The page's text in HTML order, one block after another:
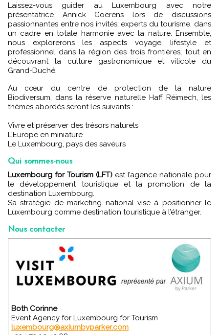
Laissez-vous guider au Luxembourg avec notre
présentatrice Annick Goerens lors de discussions
passionnantes entre nos invités, experts du tourisme, dans
un cadre en totale harmonie avec la nature. Ensemble,
nous explorerons les aspects voyage, lifestyle et
professionnel dans la région des trois frontières, tout en
découvrant la culture gastronomique et viticole du
Grand-Duché.
Au cœur du centre de protection de la nature
Biodiversum, dans la réserve naturelle Haff Réimech, les
thèmes abordés seront les suivants :
Vivre et préserver des trésors naturels
L'Europe en miniature
Le Luxembourg, pays des saveurs
Qui sommes-nous
Luxembourg for Tourism (LFT) est l’agence nationale pour
le développement touristique et la promotion de la
destination Luxembourg.
Sa stratégie de marketing national vise à positionner le
Luxembourg comme destination touristique à l’étranger.
Nous contacter
Both Corinne
Event Agency for Luxembourg for Tourism
luxembourg@axiumbyparker.com